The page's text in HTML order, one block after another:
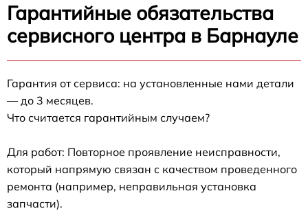
Гарантийные обязательства
сервисного центра в Барнауле
Гарантия от сервиса: на установленные нами детали
— до 3 месяцев.
Что считается гарантийным случаем?
Для работ: Повторное проявление неисправности,
который напрямую связан с качеством проведенного
ремонта (например, неправильная установка
запчасти).